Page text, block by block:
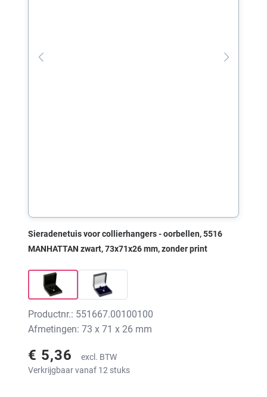
Sieradenetuis voor collierhangers - oorbellen, 5516
MANHATTAN zwart, 73x71x26 mm, zonder print
Productnr.: 551667.00100100
Afmetingen: 73 x 71 x 26 mm
€ 5,36
excl. BTW
Verkrijgbaar vanaf 12 stuks